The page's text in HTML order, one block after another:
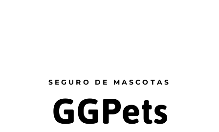
SEGURO DE MASCOTAS
GGPets